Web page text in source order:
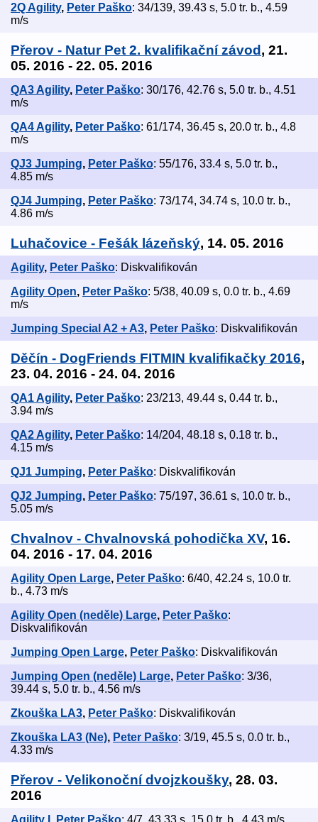
2Q Agility, Peter Paško: 34/139, 39.43 s, 5.0 tr. b., 4.59
m/s
Přerov - Natur Pet 2. kvalifikační závod, 21.
05. 2016 - 22. 05. 2016
QA3 Agility, Peter Paško: 30/176, 42.76 s, 5.0 tr. b., 4.51
m/s
QA4 Agility, Peter Paško: 61/174, 36.45 s, 20.0 tr. b., 4.8
m/s
QJ3 Jumping, Peter Paško: 55/176, 33.4 s, 5.0 tr. b.,
4.85 m/s
QJ4 Jumping, Peter Paško: 73/174, 34.74 s, 10.0 tr. b.,
4.86 m/s
Luhačovice - Fešák lázeňský, 14. 05. 2016
Agility, Peter Paško: Diskvalifikován
Agility Open, Peter Paško: 5/38, 40.09 s, 0.0 tr. b., 4.69
m/s
Jumping Special A2 + A3, Peter Paško: Diskvalifikován
Děčín - DogFriends FITMIN kvalifikačky 2016,
23. 04. 2016 - 24. 04. 2016
QA1 Agility, Peter Paško: 23/213, 49.44 s, 0.44 tr. b.,
3.94 m/s
QA2 Agility, Peter Paško: 14/204, 48.18 s, 0.18 tr. b.,
4.15 m/s
QJ1 Jumping, Peter Paško: Diskvalifikován
QJ2 Jumping, Peter Paško: 75/197, 36.61 s, 10.0 tr. b.,
5.05 m/s
Chvalnov - Chvalnovská pohodička XV, 16.
04. 2016 - 17. 04. 2016
Agility Open Large, Peter Paško: 6/40, 42.24 s, 10.0 tr.
b., 4.73 m/s
Agility Open (neděle) Large, Peter Paško:
Diskvalifikován
Jumping Open Large, Peter Paško: Diskvalifikován
Jumping Open (neděle) Large, Peter Paško: 3/36,
39.44 s, 5.0 tr. b., 4.56 m/s
Zkouška LA3, Peter Paško: Diskvalifikován
Zkouška LA3 (Ne), Peter Paško: 3/19, 45.5 s, 0.0 tr. b.,
4.33 m/s
Přerov - Velikonoční dvojzkoušky, 28. 03.
2016
Agility I Peter Paško: 4/7, 43.33 s, 15.0 tr. b., 4.43 m/s